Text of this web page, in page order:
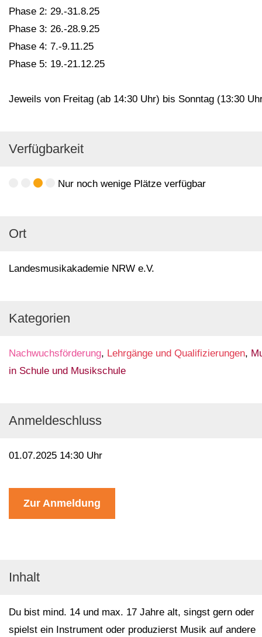
Phase 2: 29.-31.8.25
Phase 3: 26.-28.9.25
Phase 4: 7.-9.11.25
Phase 5: 19.-21.12.25
Jeweils von Freitag (ab 14:30 Uhr) bis Sonntag (13:30
Verfügbarkeit
Nur noch wenige Plätze verfügbar
Ort
Landesmusikakademie NRW e.V.
Kategorien
Nachwuchsförderung, Lehrgänge und Qualifizierungen,
in Schule und Musikschule
Anmeldeschluss
01.07.2025 14:30 Uhr
Zur Anmeldung
Inhalt
Du bist mind. 14 und max. 17 Jahre alt, singst gern oder
spielst ein Instrument oder produzierst Musik auf andere